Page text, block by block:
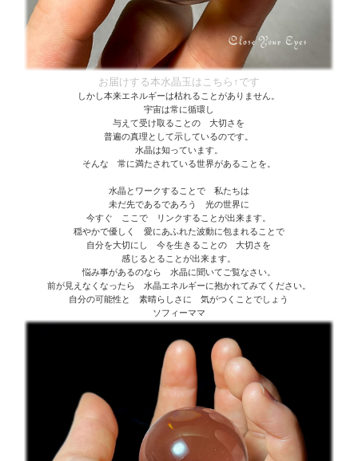
お届けする本水晶玉はこちら↑です
しかし本来エネルギーは枯れることがありません。
宇宙は常に循環し
与えて受け取ることの 大切さを
普遍の真理として示しているのです。
水晶は知っています。
そんな 常に満たされている世界があることを。
水晶とワークすることで 私たちは
未だ先であるであろう 光の世界に
今すぐ ここで リンクすることが出来ます。
穏やかで優しく 愛にあふれた波動に包まれることで
自分を大切にし 今を生きることの 大切さを
感じるとることが出来ます。
悩み事があるのなら 水晶に聞いてご覧なさい。
前が見えなくなったら 水晶エネルギーに抱かれてみてください。
自分の可能性と 素晴らしさに 気がつくことでしょう
ソフィーママ